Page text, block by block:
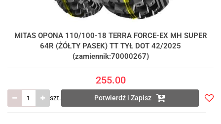
MITAS OPONA 110/100-18 TERRA FORCE-EX MH SUPER
64R (ŻÓŁTY PASEK) TT TYŁ DOT 42/2025
(zamiennik:70000267)
255.00
szt. Potwierdź i Zapisz